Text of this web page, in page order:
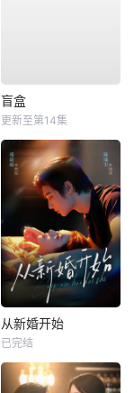
盲盒
更新至第14集
从新婚开始
已完结